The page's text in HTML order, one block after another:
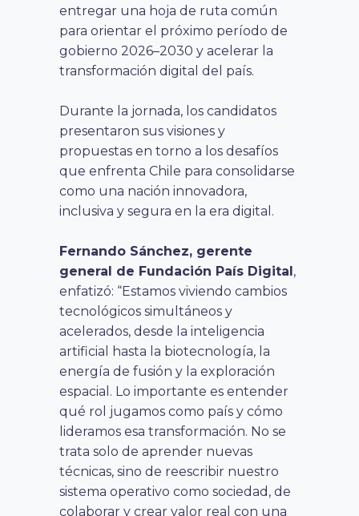
entregar una hoja de ruta común
para orientar el próximo período de
gobierno 2026–2030 y acelerar la
transformación digital del país.
Durante la jornada, los candidatos
presentaron sus visiones y
propuestas en torno a los desafíos
que enfrenta Chile para consolidarse
como una nación innovadora,
inclusiva y segura en la era digital.
Fernando Sánchez, gerente
general de Fundación País Digital ,
enfatizó: “Estamos viviendo cambios
tecnológicos simultáneos y
acelerados, desde la inteligencia
artificial hasta la biotecnología, la
energía de fusión y la exploración
espacial. Lo importante es entender
qué rol jugamos como país y cómo
lideramos esa transformación. No se
trata solo de aprender nuevas
técnicas, sino de reescribir nuestro
sistema operativo como sociedad, de
colaborar y crear valor real con una